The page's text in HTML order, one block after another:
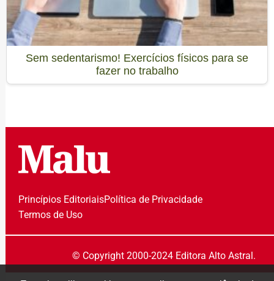
Sem sedentarismo! Exercícios físicos para se
fazer no trabalho
Princípios EditoriaisPolítica de Privacidade
Termos de Uso
© Copyright 2000-2024 Editora Alto Astral.